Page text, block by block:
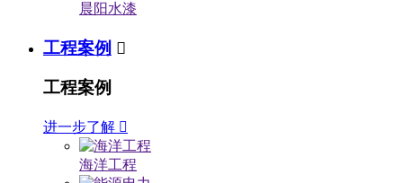
晨阳水漆
工程案例 
工程案例
进一步了解 
海洋工程